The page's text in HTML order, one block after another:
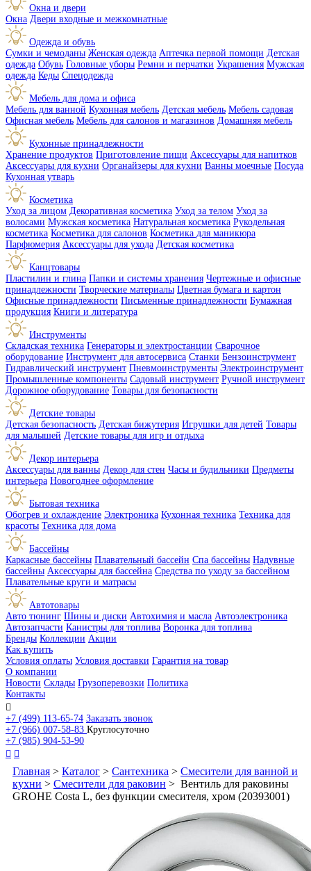
Окна и двери
Окна Двери входные и межкомнатные
Одежда и обувь
Сумки и чемоданы Женская одежда Аптечка первой помощи Детская
одежда Обувь Головные уборы Ремни и перчатки Украшения Мужская
одежда Кеды Спецодежда
Мебель для дома и офиса
Мебель для ванной Кухонная мебель Детская мебель Мебель садовая
Офисная мебель Мебель для салонов и магазинов Домашняя мебель
Кухонные принадлежности
Хранение продуктов Приготовление пищи Аксессуары для напитков
Аксессуары для кухни Органайзеры для кухни Ванны моечные Посуда
Кухонная утварь
Косметика
Уход за лицом Декоративная косметика Уход за телом Уход за
волосами Мужская косметика Натуральная косметика Рукодельная
косметика Косметика для салонов Косметика для маникюра
Парфюмерия Аксессуары для ухода Детская косметика
Канцтовары
Пластилин и глина Папки и системы хранения Чертежные и офисные
принадлежности Творческие материалы Цветная бумага и картон
Офисные принадлежности Письменные принадлежности Бумажная
продукция Книги и литература
Инструменты
Складская техника Генераторы и электростанции Сварочное
оборудование Инструмент для автосервиса Станки Бензоинструмент
Гидравлический инструмент Пневмоинструменты Электроинструмент
Промышленные компоненты Садовый инструмент Ручной инструмент
Дорожное оборудование Товары для безопасности
Детские товары
Детская безопасность Детская бижутерия Игрушки для детей Товары
для малышей Детские товары для игр и отдыха
Декор интерьера
Аксессуары для ванны Декор для стен Часы и будильники Предметы
интерьера Новогоднее оформление
Бытовая техника
Обогрев и охлаждение Электроника Кухонная техника Техника для
красоты Техника для дома
Бассейны
Каркасные бассейны Плавательный бассейн Спа бассейны Надувные
бассейны Аксессуары для бассейна Средства по уходу за бассейном
Плавательные круги и матрасы
Автотовары
Авто тюнинг Шины и диски Автохимия и масла Автоэлектроника
Автозапчасти Канистры для топлива Воронка для топлива
Бренды Коллекции Акции
Как купить
Условия оплаты Условия доставки Гарантия на товар
О компании
Новости Склады Грузоперевозки Политика
Контакты

+7 (499) 113-65-74 Заказать звонок
+7 (966) 007-58-83 Круглосуточно
+7 (985) 904-53-90
 
Главная > Каталог > Сантехника > Смесители для ванной и
кухни > Смесители для раковин > Вентиль для раковины
GROHE Costa L, без функции смесителя, хром (20393001)